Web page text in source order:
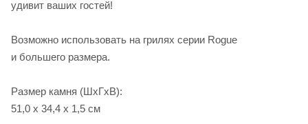
удивит ваших гостей!
Возможно использовать на грилях серии Rogue
и большего размера.
Размер камня (ШхГхВ):
51,0 х 34,4 х 1,5 см